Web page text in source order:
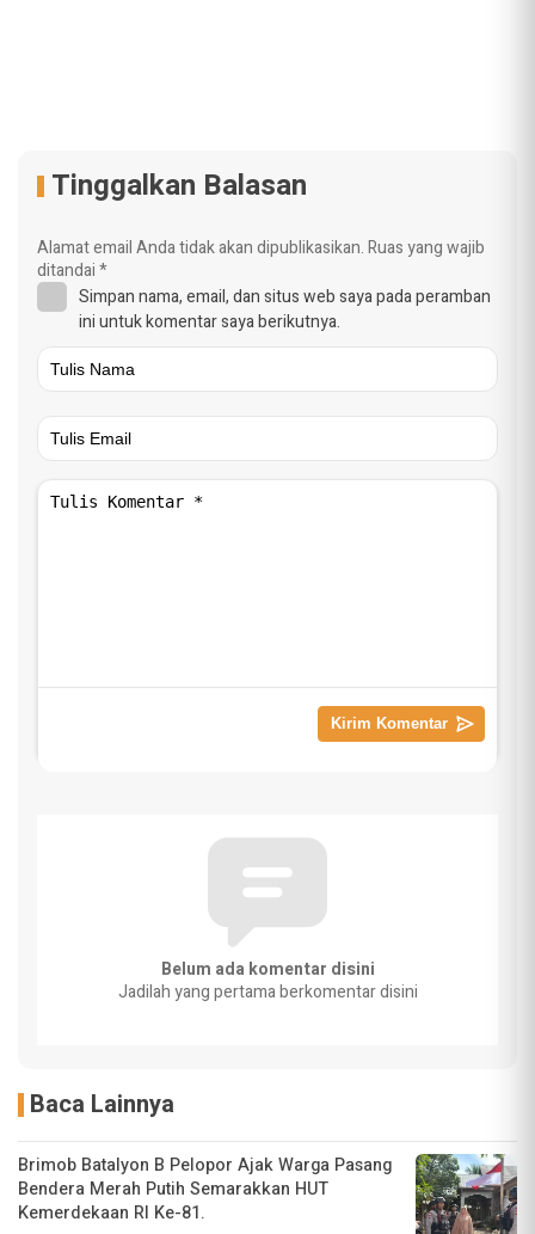
Tinggalkan Balasan
Alamat email Anda tidak akan dipublikasikan.Ruas yang wajib
ditandai*
Simpan nama, email, dan situs web saya pada peramban
ini untuk komentar saya berikutnya.
Belum ada komentar disini
Jadilah yang pertama berkomentar disini
Baca Lainnya
Brimob Batalyon B Pelopor Ajak Warga Pasang
Bendera Merah Putih Semarakkan HUT
Kemerdekaan RI Ke-81.